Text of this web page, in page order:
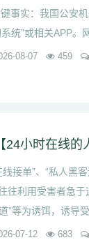
事实：我国公安
统”或相关APP。
08-07 459
小时在线的
接单”、“私人黑
往利用受害者急于
”等为诱饵，诱导受
07-12 683